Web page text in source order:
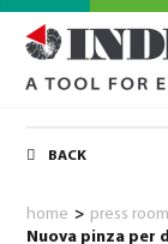
BACK
home > press room
Nuova pinza per